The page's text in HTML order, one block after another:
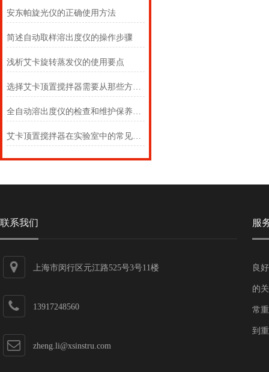
安东帕旋光仪的正确使用方法
简述自动取样溶出度仪的操作步骤
浅析艾卡旋转蒸发仪的使用要点
选择艾卡顶置搅拌器需要从那些方面考虑
全自动溶出度仪的检查和维护保养方法
艾卡顶置搅拌器在实验室中的常见用途
联系我们
上海市闵行区元江路525号3号11楼
13917248560
zheng.li@xsinstru.com
服
良
的
常
到